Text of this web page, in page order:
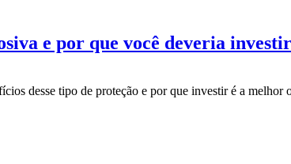
e por que você deveria investir
desse tipo de proteção e por que investir é a melhor